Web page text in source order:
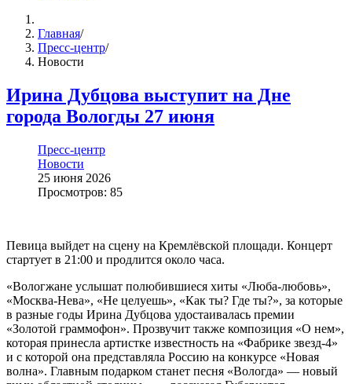
Главная/
Пресс-центр/
Новости
Ирина Дубцова выступит на Дне
города Вологды 27 июня
Пресс-центр
Новости
25 июня 2026
Просмотров: 85
Певица выйдет на сцену на Кремлёвской площади. Концерт
стартует в 21:00 и продлится около часа.
«Вологжане услышат полюбившиеся хиты «Люба-любовь»,
«Москва-Нева», «Не целуешь», «Как ты? Где ты?», за которые
в разные годы Ирина Дубцова удостаивалась премии
«Золотой граммофон». Прозвучит также композиция «О нем»,
которая принесла артистке известность на «Фабрике звезд-4»
и с которой она представляла Россию на конкурсе «Новая
волна». Главным подарком станет песня «Вологда» — новый